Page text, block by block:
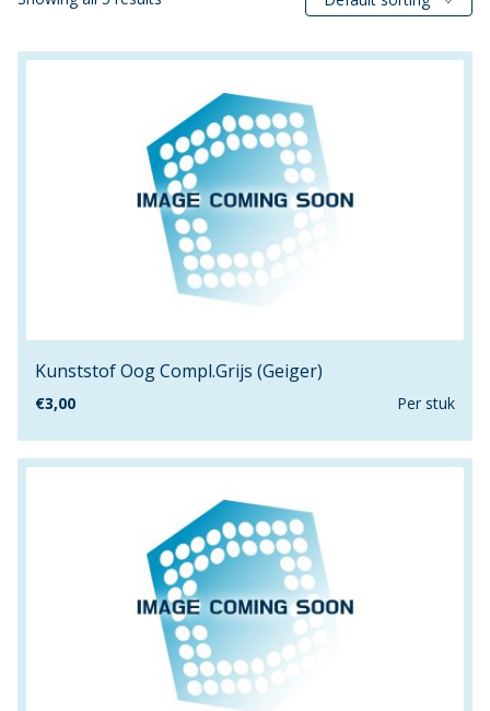
1.000m
1260mm
12mm
13.1mm
13.5mm
Kunststof Oog Compl.Grijs (Geiger)
€3,00 Per stuk